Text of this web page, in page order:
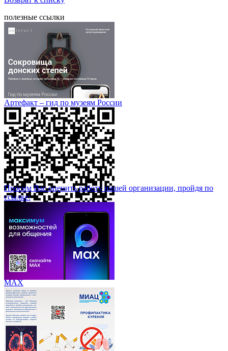
полезные ссылки
Артефакт – гид по музеям России
Просим Вас оценить работу нашей организации, пройдя по
ссылке:
МАХ